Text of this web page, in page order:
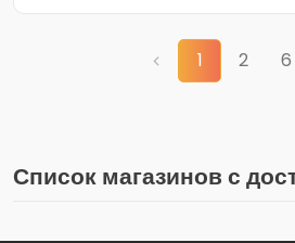
1 2 6
Список магазинов с